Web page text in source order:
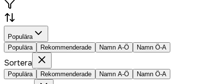
Populära
Populära
Rekommenderade Namn A-Ö Namn Ö-A
Sortera
Populära Rekommenderade Namn A-Ö Namn Ö-A